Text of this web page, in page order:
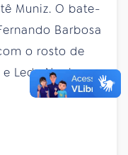
Muniz. O bate-
Barbosa
o rosto de
Leda Nagle no